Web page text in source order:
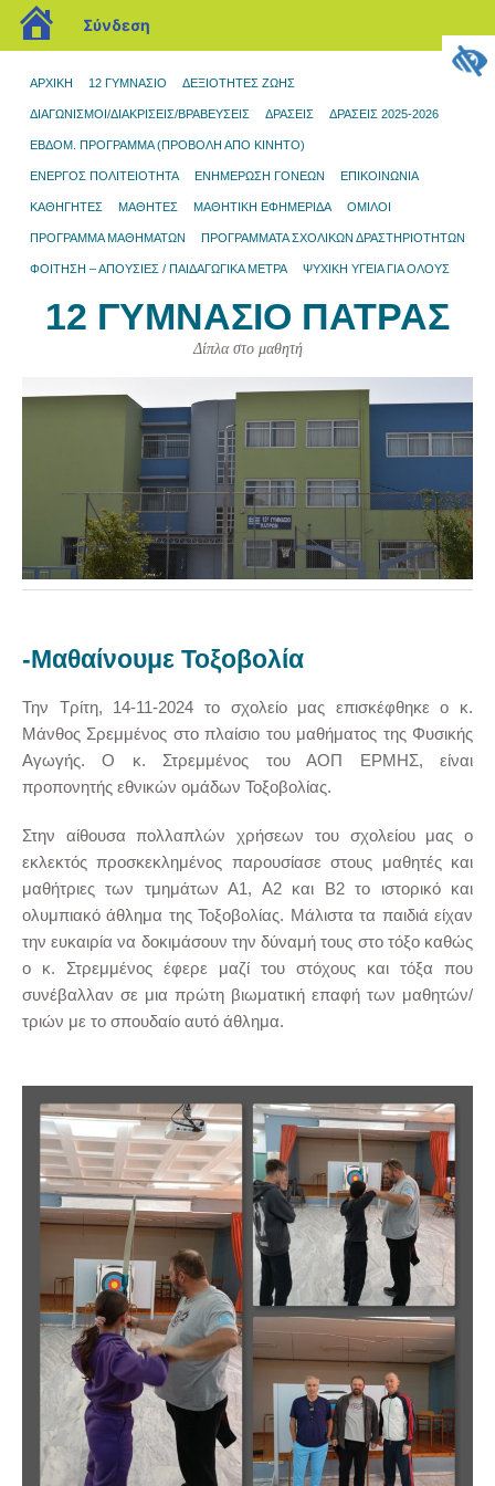
ΑΡΧΙΚΉ 12 ΓΥΜΝΆΣΙΟ ΔΕΞΙΟΤΗΤΕΣ ΖΩΗΣ
ΔΙΑΓΩΝΙΣΜΟΊ/ΔΙΑΚΡΊΣΕΙΣ/ΒΡΑΒΕΎΣΕΙΣ ΔΡΆΣΕΙΣ ΔΡΑΣΕΙΣ 2025-2026
ΕΒΔΟΜ. ΠΡΟΓΡΑΜΜΑ (ΠΡΟΒΟΛΉ ΑΠΌ ΚΙΝΗΤΌ)
ΕΝΕΡΓΟΣ ΠΟΛΙΤΕΙΟΤΗΤΑ ΕΝΗΜΈΡΩΣΗ ΓΟΝΈΩΝ ΕΠΙΚΟΙΝΩΝΊΑ
ΚΑΘΗΓΗΤΕΣ ΜΑΘΗΤΈΣ ΜΑΘΗΤΙΚΉ ΕΦΗΜΕΡΊΔΑ ΌΜΙΛΟΙ
ΠΡΌΓΡΑΜΜΑ ΜΑΘΗΜΆΤΩΝ ΠΡΟΓΡΆΜΜΑΤΑ ΣΧΟΛΙΚΏΝ ΔΡΑΣΤΗΡΙΟΤΉΤΩΝ
ΦΟΙΤΗΣΗ – ΑΠΟΥΣΙΕΣ / ΠΑΙΔΑΓΩΓΙΚΑ ΜΕΤΡΑ ΨΥΧΙΚΗ ΥΓΕΙΑ ΓΙΑ ΟΛΟΥΣ
12 ΓΥΜΝΆΣΙΟ ΠΆΤΡΑΣ
Δίπλα στο μαθητή
-Μαθαίνουμε Τοξοβολία
Την Τρίτη, 14-11-2024 το σχολείο μας επισκέφθηκε ο κ.
Μάνθος Σρεμμένος στο πλαίσιο του μαθήματος της Φυσικής
Αγωγής. Ο κ. Στρεμμένος του ΑΟΠ ΕΡΜΗΣ, είναι
προπονητής εθνικών ομάδων Τοξοβολίας.
Στην αίθουσα πολλαπλών χρήσεων του σχολείου μας ο
εκλεκτός προσκεκλημένος παρουσίασε στους μαθητές και
μαθήτριες των τμημάτων Α1, Α2 και Β2 το ιστορικό και
ολυμπιακό άθλημα της Τοξοβολίας. Μάλιστα τα παιδιά είχαν
την ευκαιρία να δοκιμάσουν την δύναμή τους στο τόξο καθώς
ο κ. Στρεμμένος έφερε μαζί του στόχους και τόξα που
συνέβαλλαν σε μια πρώτη βιωματική επαφή των μαθητών/
τριών με το σπουδαίο αυτό άθλημα.
blogs.sch.gr
Σύνδεση